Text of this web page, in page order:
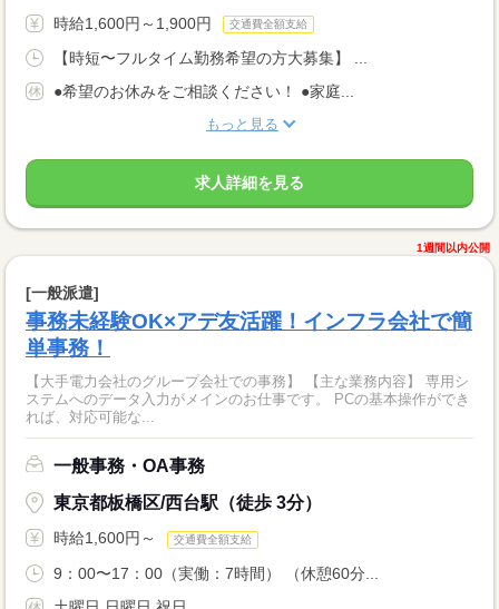
時給1,600円～1,900円 交通費全額支給
【時短〜フルタイム勤務希望の方大募集】 ...
●希望のお休みをご相談ください！ ●家庭...
もっと見る
求人詳細を見る
1週間以内公開
[一般派遣]
事務未経験OK×アデ友活躍！インフラ会社で簡
単事務！
【大手電力会社のグループ会社での事務】 【主な業務内容】 専用シ
ステムへのデータ入力がメインのお仕事です。 PCの基本操作ができ
れば、対応可能な...
一般事務・OA事務
東京都板橋区/西台駅（徒歩 3分）
時給1,600円～ 交通費全額支給
9：00〜17：00（実働：7時間） （休憩60分...